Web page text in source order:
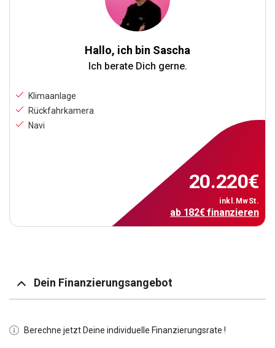
Hallo, ich bin Sascha
Ich berate Dich gerne.
Klimaanlage
Rückfahrkamera
Navi
20.220€
inkl.MwSt.
ab 182€finanzieren
Dein Finanzierungsangebot
Berechne jetzt Deine individuelle Finanzierungsrate !